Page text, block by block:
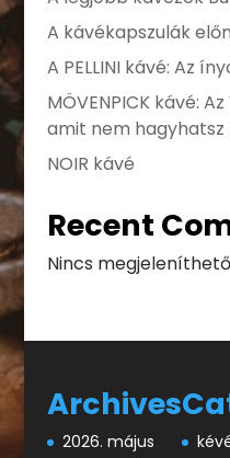
A kávékapszulák
A PELLINI kávé: Az
MÖVENPICK kávé:
amit nem hagyhatsz
NOIR kávé
Recent
Nincs
Archives
2026. május